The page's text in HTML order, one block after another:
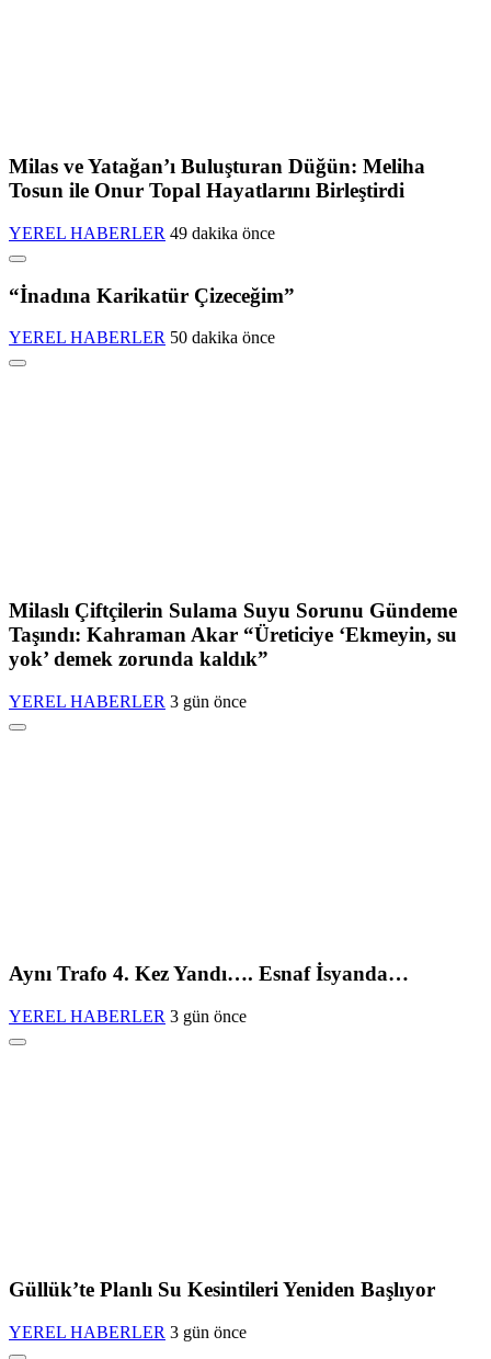
Milas ve Yatağan’ı Buluşturan Düğün: Meliha
Tosun ile Onur Topal Hayatlarını Birleştirdi
YEREL HABERLER 49 dakika önce
“İnadına Karikatür Çizeceğim”
YEREL HABERLER 50 dakika önce
Milaslı Çiftçilerin Sulama Suyu Sorunu Gündeme
Taşındı: Kahraman Akar “Üreticiye ‘Ekmeyin, su
yok’ demek zorunda kaldık”
YEREL HABERLER 3 gün önce
Aynı Trafo 4. Kez Yandı…. Esnaf İsyanda…
YEREL HABERLER 3 gün önce
Güllük’te Planlı Su Kesintileri Yeniden Başlıyor
YEREL HABERLER 3 gün önce